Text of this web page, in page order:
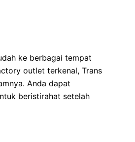
ke berbagai tempat
outlet terkenal, Trans
Anda dapat
beristirahat setelah